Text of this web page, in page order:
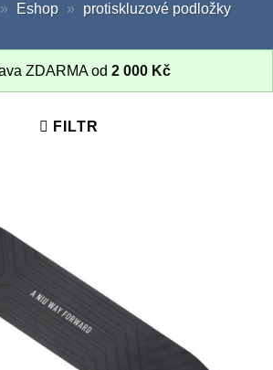
» Eshop » protiskluzové podložky
ZDARMA od 2 000 Kč
FILTR